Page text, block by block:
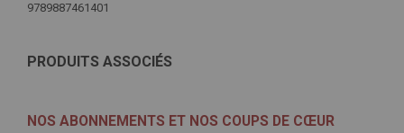
9789887461401
PRODUITS ASSOCIÉS
NOS ABONNEMENTS ET NOS COUPS DE CŒUR